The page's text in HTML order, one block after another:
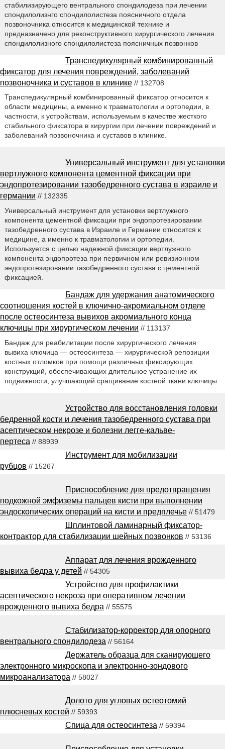
стабилизирующего вентрального спондилодеза при лечении
спондилолизнго спондилолистеза поясничного отдела
позвоночника относится к медицинской технике и
предназначено для реконструктивного хирургического лечения
спондилолизного спондилолистеза поясничных позвонков
Транспедикулярный комбинированный
фиксатор для лечения повреждений, заболеваний
позвоночника и суставов в клинике // 132708
Транспедикулярный комбинированный фиксатор относится к
области медицины, а именно к травматологии и ортопедии, в
частности, к устройствам, используемым в качестве жесткого
стабильного фиксатора в хирургии при лечении повреждений и
заболеваний позвоночника и суставов в клинике.
Универсальный инструмент для установки
вертлужного компонента цементной фиксации при
эндопротезировании тазобедренного сустава в израиле и
германии // 132335
Универсальный инструмент для установки вертлужного
компонента цементной фиксации при эндопротезировании
тазобедренного сустава в Израиле и Германии относится к
медицине, а именно к травматологии и ортопедии.
Используется с целью надежной фиксации вертлужного
компонента эндопротеза при первичном или ревизионном
эндопротезировании тазобедренного сустава с цементной
фиксацией.
Бандаж для удержания анатомического
соотношения костей в ключично-акромиальном отделе
после остеосинтеза вывихов акромиального конца
ключицы при хирургическом лечении // 113137
Бандаж для реабилитации после хирургического лечения
вывиха ключица — остеосинтеза — хирургической репозиции
костных отломков при помощи различных фиксирующих
конструкций, обеспечивающих длительное устранение их
подвижности, улучшающий сращивание костной ткани ключицы.
Устройство для восстановления головки
бедренной кости и лечения тазобедренного сустава при
асептическом некрозе и болезни легге-кальве-
пертеса // 88939
Инструмент для мобилизации
рубцов // 15267
Приспособление для предотвращения
подкожной эмфиземы пальцев кисти при выполнении
эндоскопических операций на кисти и предплечье // 51479
Шплинтовой ламинарный фиксатор-
контрактор для стабилизации шейных позвонков // 53136
Аппарат для лечения врожденного
вывиха бедра у детей // 54305
Устройство для профилактики
асептического некроза при оперативном лечении
врожденного вывиха бедра // 55575
Стабилизатор-корректор для опорного
вентрального спондилодеза // 56164
Держатель образца для сканирующего
электронного микроскопа и электронно-зондового
микроанализатора // 58027
Долото для угловых остеотомий
плюсневых костей // 59393
Спица для остеосинтеза // 59394